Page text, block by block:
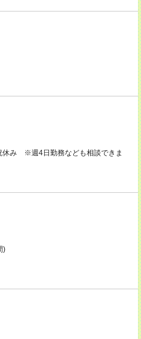
み ※週4日勤務なども相談できま
)